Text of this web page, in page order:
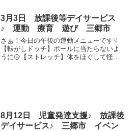
3月3日 放課後等デイサービス
♪ 運動 療育 遊び 三郷市
さぁ！今日の午後の運動メニューです☟
【転がしドッチ】ボールに当たらないよ
うに🥎【ストレッチ】体をほぐして怪我
8月12日 児童発達支援♪ 放課後
デイサービス♪ 三郷市 イベン